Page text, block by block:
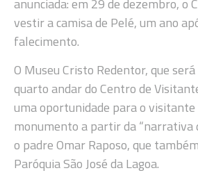
vestir a camisa de Pelé, um ano
falecimento.
O Museu Cristo Redentor, que
quarto andar do Centro de
uma oportunidade para o visitante
monumento a partir da “narrativa
o padre Omar Raposo, que
Paróquia São José da Lagoa.